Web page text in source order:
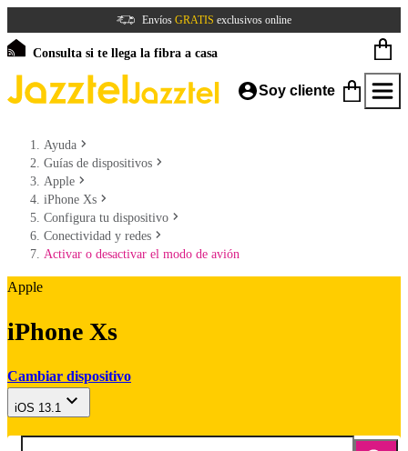
Envíos GRATIS exclusivos online
Consulta si te llega la fibra a casa
Soy cliente
Ayuda
Guías de dispositivos
Apple
iPhone Xs
Configura tu dispositivo
Conectividad y redes
Activar o desactivar el modo de avión
Apple
iPhone Xs
Cambiar dispositivo
iOS 13.1